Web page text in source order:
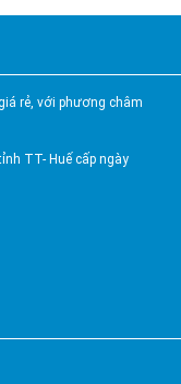
rẻ, với phương châm
TT- Huế cấp ngày